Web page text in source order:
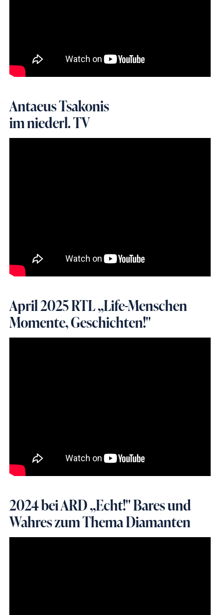
Antaeus Tsakonis
im niederl. TV
April 2025 RTL ,,Life-Menschen
Momente, Geschichten!"
2024 bei ARD ,,Echt!" Bares und
Wahres zum Thema Diamanten